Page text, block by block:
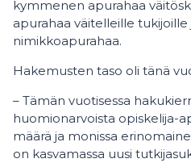
kymmenen apurahaa
apurahaa väitelleille tukijoille
nimikkoapurahaa.
Hakemusten taso oli tänä
– Tämän vuotisessa
huomionarvoista opiskelija-
määrä ja monissa
on kasvamassa uusi